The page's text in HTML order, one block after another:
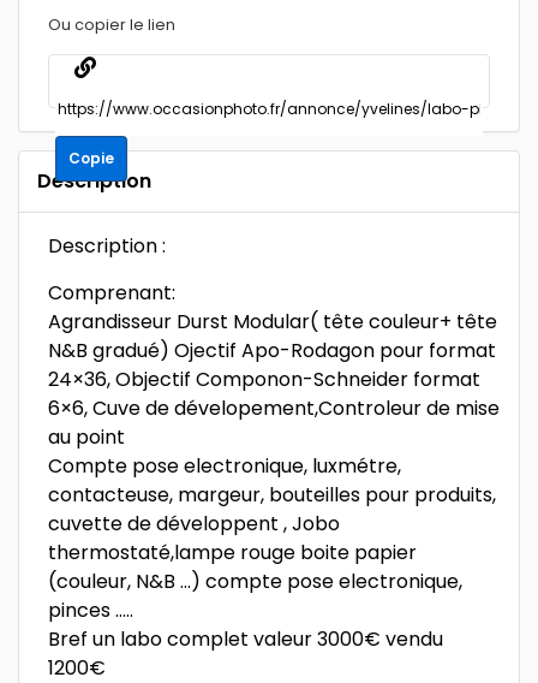
Ou copier le lien
Copie
Description
Description :
Comprenant:
Agrandisseur Durst Modular( tête couleur+ tête
N&B gradué) Ojectif Apo-Rodagon pour format
24×36, Objectif Componon-Schneider format
6×6, Cuve de dévelopement,Controleur de mise
au point
Compte pose electronique, luxmétre,
contacteuse, margeur, bouteilles pour produits,
cuvette de développent , Jobo
thermostaté,lampe rouge boite papier
(couleur, N&B …) compte pose electronique,
pinces …..
Bref un labo complet valeur 3000€ vendu
1200€